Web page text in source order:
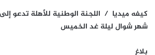
كيفه ميديا / اللجنة الوطنية للأهلة تدعو
شهر شوال ليلة غد الخميس
بلاغ